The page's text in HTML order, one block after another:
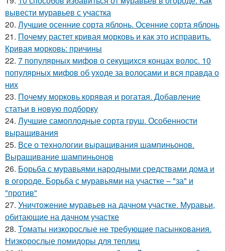
вывести муравьев с участка
20. Лучшие осенние сорта яблонь. Осенние сорта яблонь
21. Почему растет кривая морковь и как это исправить.
Кривая морковь: причины
22. 7 популярных мифов о секущихся концах волос. 10
популярных мифов об уходе за волосами и вся правда о
них
23. Почему морковь корявая и рогатая. Добавление
статьи в новую подборку
24. Лучшие самоплодные сорта груш. Особенности
выращивания
25. Все о технологии выращивания шампиньонов.
Выращивание шампиньонов
26. Борьба с муравьями народными средствами дома и
в огороде. Борьба с муравьями на участке – "за" и
"против"
27. Уничтожение муравьев на дачном участке. Муравьи,
обитающие на дачном участке
28. Томаты низкорослые не требующие пасынкования.
Низкорослые помидоры для теплиц